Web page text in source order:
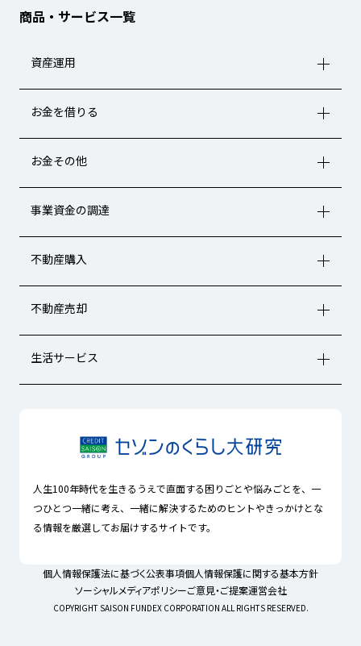
商品・サービス一覧
資産運用
お金を借りる
お金その他
事業資金の調達
不動産購入
不動産売却
生活サービス
人生100年時代を生きるうえで直面する困りごとや悩みごとを、一
つひとつ一緒に考え、一緒に解決するためのヒントやきっかけとな
る情報を厳選してお届けするサイトです。
個人情報保護法に基づく公表事項個人情報保護に関する基本方針
ソーシャルメディアポリシーご意見・ご提案運営会社
COPYRIGHT SAISON FUNDEX CORPORATION ALL RIGHTS RESERVED.